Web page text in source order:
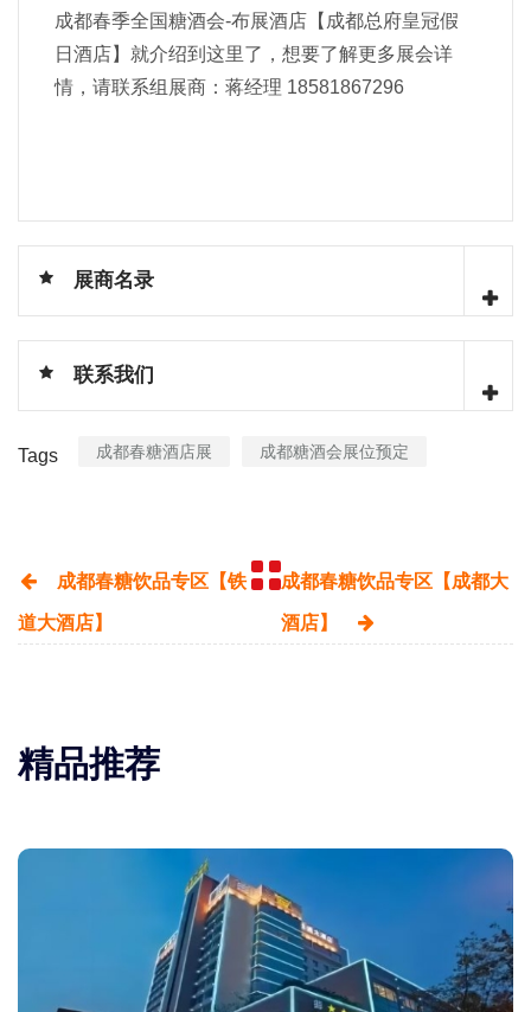
成都春季全国糖酒会-布展酒店【成都总府皇冠假
日酒店】就介绍到这里了，想要了解更多展会详
情，请联系组展商：蒋经理 18581867296
展商名录
联系我们
Tags 成都春糖酒店展 成都糖酒会展位预定
成都春糖饮品专区【铁
道大酒店】
成都春糖饮品专区【成都大
酒店】
精品推荐